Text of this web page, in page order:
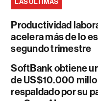
Productividad
acelera más de lo
segundo trimestre
SoftBank obtiene
de US$10.000
respaldado por su